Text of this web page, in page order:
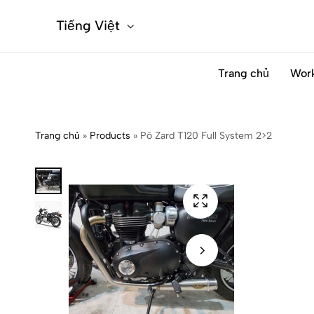
Tiếng Việt
Trang chủ
Trang chủ » Products » Pô Zard T120 Full System 2>2